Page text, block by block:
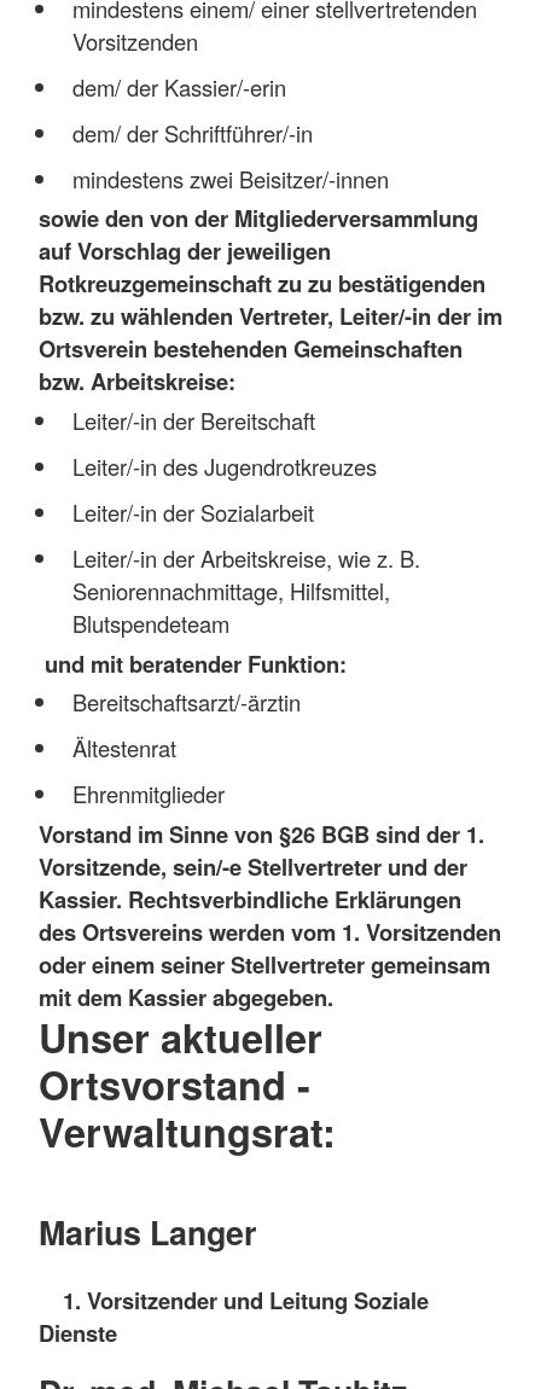
mindestens einem/ einer stellvertretenden
Vorsitzenden
dem/ der Kassier/-erin
dem/ der Schriftführer/-in
mindestens zwei Beisitzer/-innen
sowie den von der Mitgliederversammlung
auf Vorschlag der jeweiligen
Rotkreuzgemeinschaft zu zu bestätigenden
bzw. zu wählenden Vertreter, Leiter/-in der im
Ortsverein bestehenden Gemeinschaften
bzw. Arbeitskreise:
Leiter/-in der Bereitschaft
Leiter/-in des Jugendrotkreuzes
Leiter/-in der Sozialarbeit
Leiter/-in der Arbeitskreise, wie z. B.
Seniorennachmittage, Hilfsmittel,
Blutspendeteam
und mit beratender Funktion:
Bereitschaftsarzt/-ärztin
Ältestenrat
Ehrenmitglieder
Vorstand im Sinne von §26 BGB sind der 1.
Vorsitzende, sein/-e Stellvertreter und der
Kassier. Rechtsverbindliche Erklärungen
des Ortsvereins werden vom 1. Vorsitzenden
oder einem seiner Stellvertreter gemeinsam
mit dem Kassier abgegeben.
Unser aktueller
Ortsvorstand -
Verwaltungsrat:
Marius Langer
1. Vorsitzender und Leitung Soziale
Dienste